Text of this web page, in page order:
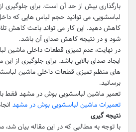
بارگذاری بیش از حد آن است. برای جلوگیری
لباسشویی، می توانید حجم لباس هایی که
کاهش دهید. این کار می تواند باعث کاهش
شود و در نتیجه کاهش صدای آن باشد.
در نهایت، عدم تمیزی قطعات داخلی ماشین
ایجاد صدای بالایی باشد. برای جلوگیری از این
های منظم تمیزی قطعات داخلی ماشین
برسانید.
تعمیر ماشین لباسشویی بوش در مشهد فقط
تعمیرات ماشین لباسشویی بوش در مشهد
نتیجه گیری
با توجه به مطالبی که در این مقاله بیان